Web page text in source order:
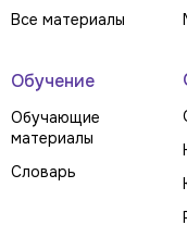
Все материалы
Обучение
Обучающие
материалы
Словарь